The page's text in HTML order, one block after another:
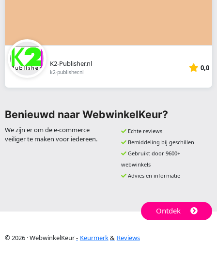
K2-Publisher.nl
k2-publisher.nl 0,0
Benieuwd naar WebwinkelKeur?
We zijn er om de e-commerce
veiliger te maken voor iedereen.
Echte reviews
Bemiddeling bij geschillen
Gebruikt door 9600+
webwinkels
Advies en informatie
Ontdek
© 2026 · WebwinkelKeur Keurmerk Reviews